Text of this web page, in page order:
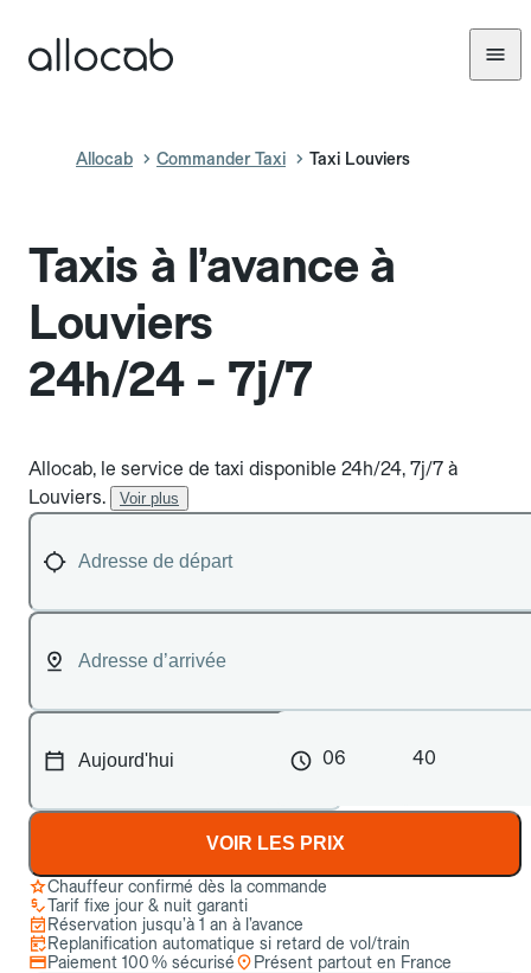
Allocab Commander Taxi Taxi Louviers
Taxis à l’avance à
Louviers
24h/24 - 7j/7
Allocab, le service de taxi disponible 24h/24, 7j/7 à
Louviers.
Voir plus
06 40
VOIR LES PRIX
Chauffeur confirmé dès la commande
Tarif fixe jour & nuit garanti
Réservation jusqu’à 1 an à l’avance
Replanification automatique si retard de vol/train
Paiement 100 % sécurisé
Présent partout en France